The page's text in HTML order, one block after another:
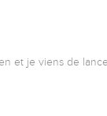
et je viens de